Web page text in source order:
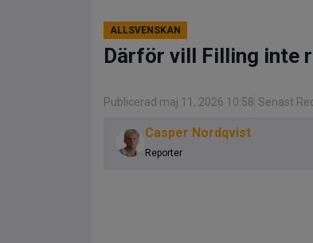
ALLSVENSKAN
Därför vill Filling inte
Publicerad maj 11, 2026 10:58 Senast
Casper Nordqvist
Reporter